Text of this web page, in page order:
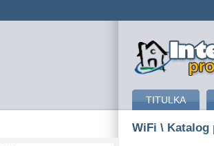
připojení
TITULKA
WiFi \ Katalog